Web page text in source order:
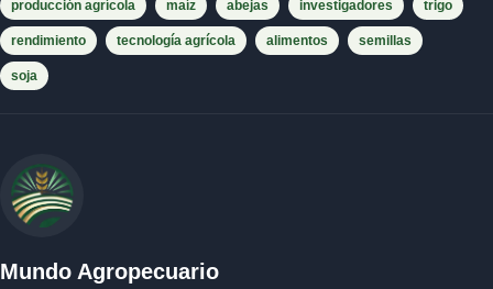
producción agrícola maíz abejas investigadores trigo
rendimiento tecnología agrícola alimentos semillas
soja
Mundo Agropecuario